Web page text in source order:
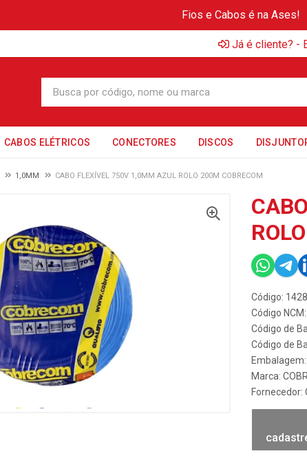
Fios e Cabos é na Ases!
Já é cliente? -
CABOS ELÉTRICOS CONECTORES DISCOS
1,0MM CABO FLEXÍVEL 750V 1,0MM AZUL ROLO 200M COBRECOM
Código:
Código
Código de
Código de
Marca:
Fornecedor: